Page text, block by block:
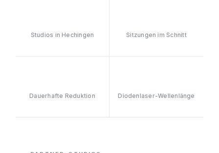
Studios in Hechingen Sitzungen im Schnitt
Dauerhafte Reduktion Diodenlaser-Wellenlänge